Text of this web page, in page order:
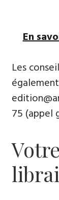
En
Les
75 (appel